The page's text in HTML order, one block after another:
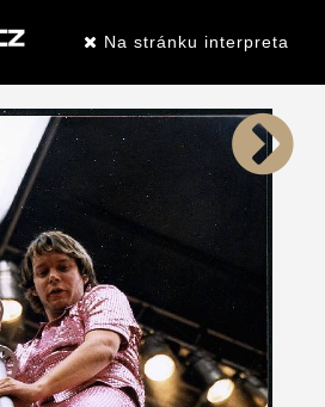
Na stránku interpreta